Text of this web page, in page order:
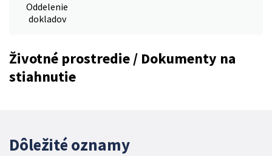
Oddelenie
dokladov
Životné prostredie / Dokumenty na
stiahnutie
Dôležité oznamy